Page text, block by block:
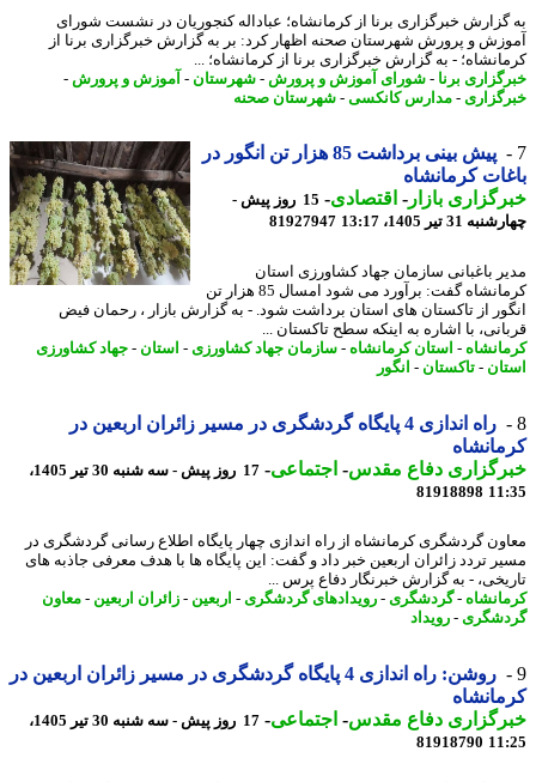
خبرگزاری برنا از کرمانشاه؛ عباداله کنجوریان در نشست شورای
و پرورش شهرستان صحنه اظهار کرد: بر به گزارش خبرگزاری برنا از
- به گزارش خبرگزاری برنا از کرمانشاه؛ ...
برنا-شورای آموزش و پرورش-شهرستان-آموزش و پرورش-
- مدارس کانکسی-شهرستان صحنه
پیش بینی برداشت 85 هزار تن انگور در
کرمانشاه
بازار- اقتصادی-
15 روز پیش -
31 تیر 1405، 13:17
81927947
باغبانی سازمان جهاد کشاورزی استان
کرمانشاه گفت: برآورد می شود امسال 85 هزار تن
از تاکستان های استان برداشت شود. - به گزارش بازار ، رحمان فیض
با اشاره به اینکه سطح تاکستان ...
-استان کرمانشاه-سازمان جهاد کشاورزی- استان-جهاد کشاورزی
-تاکستان-انگور
راه اندازی 4 پایگاه گردشگری در مسیر زائران اربعین در
دفاع مقدس-اجتماعی-
17 روز پیش - سه شنبه 30 تیر 1405،
81918898
گردشگری کرمانشاه از راه اندازی چهار پایگاه اطلاع رسانی گردشگری در
تردد زائران اربعین خبر داد و گفت: این پایگاه ها با هدف معرفی جاذبه های
- به گزارش خبرنگار دفاع پرس ...
-گردشگری- رویدادهای گردشگری- اربعین -زائران اربعین -معاون
- رویداد
روشن: راه اندازی 4 پایگاه گردشگری در مسیر زائران اربعین در
دفاع مقدس-اجتماعی-
17 روز پیش - سه شنبه 30 تیر 1405،
81918790